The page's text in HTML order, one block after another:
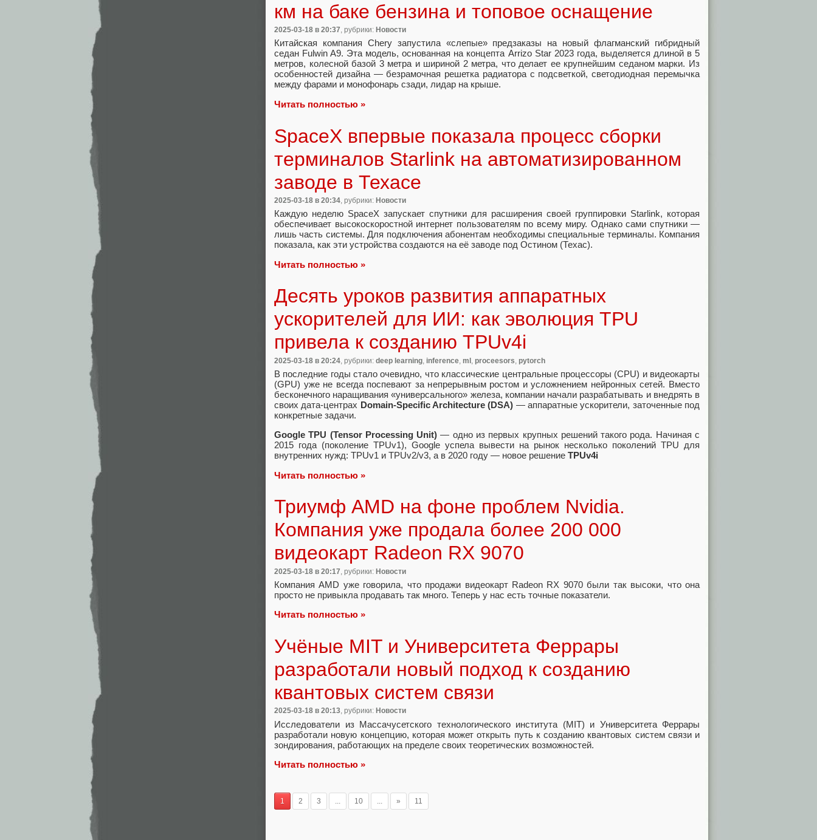
км на баке бензина и топовое оснащение
2025-03-18 в 20:37, рубрики: Новости
Китайская компания Chery запустила «слепые» предзаказы на новый флагманский гибридный
седан Fulwin A9. Эта модель, основанная на концепта Arrizo Star 2023 года, выделяется длиной в 5
метров, колесной базой 3 метра и шириной 2 метра, что делает ее крупнейшим седаном марки. Из
особенностей дизайна — безрамочная решетка радиатора с подсветкой, светодиодная перемычка
между фарами и монофонарь сзади, лидар на крыше.
Читать полностью »
SpaceX впервые показала процесс сборки
терминалов Starlink на автоматизированном
заводе в Техасе
2025-03-18 в 20:34 , рубрики: Новости
Каждую неделю SpaceX запускает спутники для расширения своей группировки Starlink, которая
обеспечивает высокоскоростной интернет пользователям по всему миру. Однако сами спутники —
лишь часть системы. Для подключения абонентам необходимы специальные терминалы. Компания
показала, как эти устройства создаются на её заводе под Остином (Техас).
Читать полностью »
Десять уроков развития аппаратных
ускорителей для ИИ: как эволюция TPU
привела к созданию TPUv4i
2025-03-18 в 20:24 , рубрики: deep learning inference ml proceesors pytorch
В последние годы стало очевидно, что классические центральные процессоры (CPU) и видеокарты
(GPU) уже не всегда поспевают за непрерывным ростом и усложнением нейронных сетей. Вместо
бесконечного наращивания «универсального» железа, компании начали разрабатывать и внедрять в
своих дата-центрах Domain-Specific Architecture (DSA) — аппаратные ускорители, заточенные под
конкретные задачи.
Google TPU (Tensor Processing Unit) — одно из первых крупных решений такого рода. Начиная с
2015 года (поколение TPUv1), Google успела вывести на рынок несколько поколений TPU для
внутренних нужд: TPUv1 и TPUv2/v3, а в 2020 году — новое решение TPUv4i
Читать полностью »
Триумф AMD на фоне проблем Nvidia.
Компания уже продала более 200 000
видеокарт Radeon RX 9070
2025-03-18 в 20:17 , рубрики: Новости
Компания AMD уже говорила, что продажи видеокарт Radeon RX 9070 были так высоки, что она
просто не привыкла продавать так много. Теперь у нас есть точные показатели.
Читать полностью »
Учёные MIT и Университета Феррары
разработали новый подход к созданию
квантовых систем связи
2025-03-18 в 20:13, рубрики: Новости
Исследователи из Массачусетского технологического института (MIT) и Университета Феррары
разработали новую концепцию, которая может открыть путь к созданию квантовых систем связи и
зондирования, работающих на пределе своих теоретических возможностей.
Читать полностью »
1 2 3 ... 10 ... » 11